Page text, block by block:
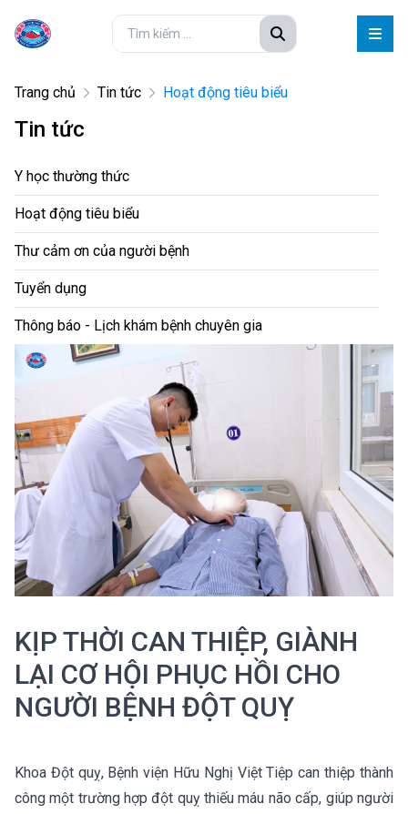
Trang chủ Tin tức Hoạt động tiêu biểu
Tin tức
Y học thường thức
Hoạt động tiêu biểu
Thư cảm ơn của người bệnh
Tuyển dụng
Thông báo - Lịch khám bệnh chuyên gia
KỊP THỜI CAN THIỆP, GIÀNH
LẠI CƠ HỘI PHỤC HỒI CHO
NGƯỜI BỆNH ĐỘT QUỴ
Khoa Đột quỵ, Bệnh viện Hữu Nghị Việt Tiệp can thiệp thành
công một trường hợp đột quỵ thiếu máu não cấp, giúp người